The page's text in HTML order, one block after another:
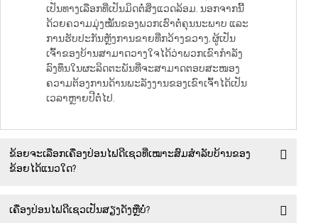
ເປັນທາງເລືອກທີ່ເປັນມິດຕໍ່ສິ່ງແວດລ້ອມ. ນອກຈາກນີ້
ດ້ວຍຄວາມມຸ່ງໝັ້ນຂອງພວກເຮົາຕໍ່ຄຸນນະພາບ ແລະ
ການຮັບປະກັນຫຼັງການຂາຍທີ່ກວ້າງຂວາງ, ຜູ້ເປັນ
ເຈົ້າຂອງບ້ານສາມາດວາງໃຈໄດ້ວ່າພວກເຂົາກຳລັງ
ລົງທຶນໃນຜະລິດຕະພັນທີ່ຈະສາມາດຕອບສະໜອງ
ຄວາມຕ້ອງການດ້ານພະລັງງານຂອງເຂົາເຈົ້າໄດ້ເປັນ
ເວລາຫຼາຍປີຕໍ່ໄປ.
ຂ້ອຍຈະເລືອກເຄື່ອງປ່ອນໄຟດີເຊວທີ່ເໝາະສົມສຳລັບບ້ານຂອງ
ຂ້ອຍໄດ້ແນວໃດ?
ເຄື່ອງປ່ອນໄຟດີເຊວເປັນສຽງດັງຫຼືບໍ່?